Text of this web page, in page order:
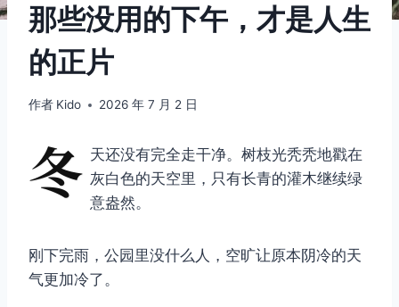
那些没用的下午，才是人生
的正片
作者 Kido 2026 年 7 月 2 日
冬 天还没有完全走干净。树枝光秃秃地戳在
灰白色的天空里，只有长青的灌木继续绿
意盎然。
刚下完雨，公园里没什么人，空旷让原本阴冷的天
气更加冷了。